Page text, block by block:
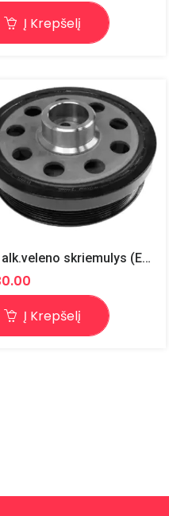
Į Krepšelį
N47 alk.veleno skriemulys (E serija) 80000936 corteco
Į Krepšelį